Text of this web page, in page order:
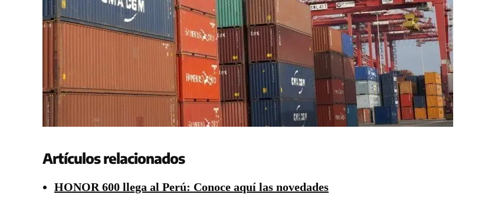
Artículos relacionados
HONOR 600 llega al Perú: Conoce aquí las novedades